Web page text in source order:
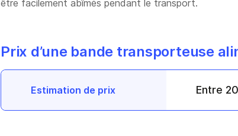
être facilement abîmés pendant le transport.
Prix d’une bande transporteuse
Estimation de prix Entre